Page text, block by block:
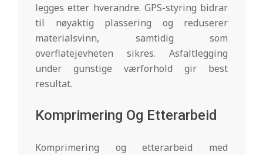
legges etter hverandre. GPS-styring bidrar
til nøyaktig plassering og reduserer
materialsvinn, samtidig som
overflatejevheten sikres. Asfaltlegging
under gunstige værforhold gir best
resultat.
Komprimering Og Etterarbeid
Komprimering og etterarbeid med